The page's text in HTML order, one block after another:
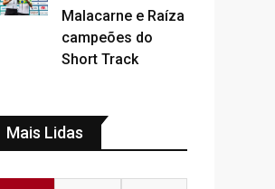
Malacarne e Raíza
campeões do
Short Track
Mais Lidas